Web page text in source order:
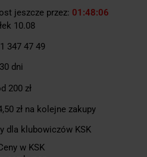
jeszcze przez: 01 48 05
10.08
347 47 49
dni
200 zł
zł na kolejne zakupy
dla klubowiczów KSK
w KSK